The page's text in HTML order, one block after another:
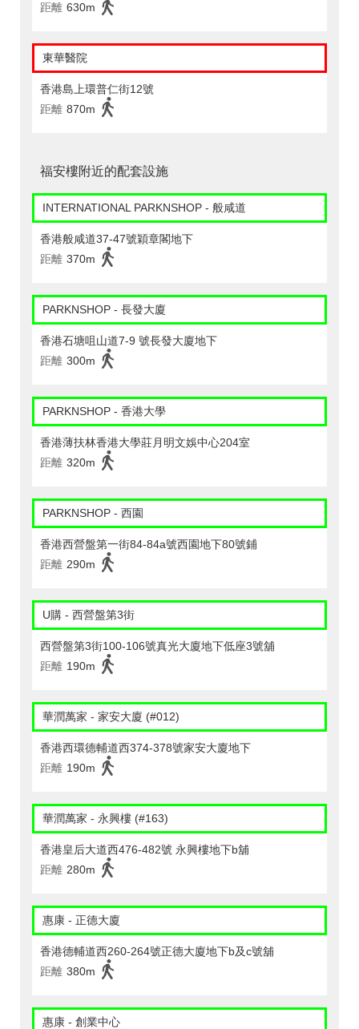
距離 630m
東華醫院
香港島上環普仁街12號
距離 870m
福安樓附近的配套設施
INTERNATIONAL PARKNSHOP - 般咸道
香港般咸道37-47號穎章閣地下
距離 370m
PARKNSHOP - 長發大廈
香港石塘咀山道7-9 號長發大廈地下
距離 300m
PARKNSHOP - 香港大學
香港薄扶林香港大學莊月明文娛中心204室
距離 320m
PARKNSHOP - 西園
香港西營盤第一街84-84a號西園地下80號鋪
距離 290m
U購 - 西營盤第3街
西營盤第3街100-106號真光大廈地下低座3號舖
距離 190m
華潤萬家 - 家安大廈 (#012)
香港西環德輔道西374-378號家安大廈地下
距離 190m
華潤萬家 - 永興樓 (#163)
香港皇后大道西476-482號 永興樓地下b舖
距離 280m
惠康 - 正德大廈
香港德輔道西260-264號正德大廈地下b及c號舖
距離 380m
惠康 - 創業中心